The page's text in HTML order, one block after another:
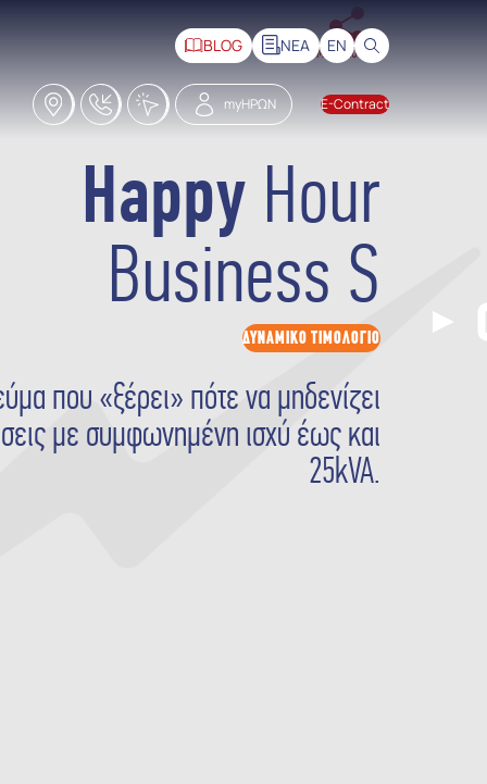
BLOG ΝΕΑ EN
Καταστήματα
18228 Click2CallmyΗΡΩΝ E-Contract
ΜΟΙΡΑΣΟΥ ΤΟ
Happy Hour
Business S
ΔΥΝΑΜΙΚΟ ΤΙΜΟΛΟΓΙΟ
που «ξέρει» πότε να μηδενίζει
με συμφωνημένη ισχύ έως και
25kVA.